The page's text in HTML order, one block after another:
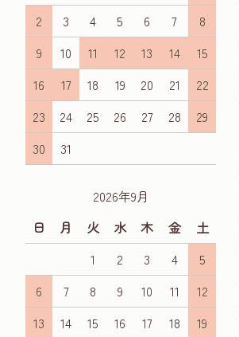
2
3 4 5 6 7
8
9
10 11 12 13 14
15
16
17 18 19 20 21
22
23
24 25 26 27 28
29
30
31
2026年9月
日
月 火 水 木 金
土
1
2 3 4
5
6
7 8 9 10 11
12
13
14 15 16 17 18
19